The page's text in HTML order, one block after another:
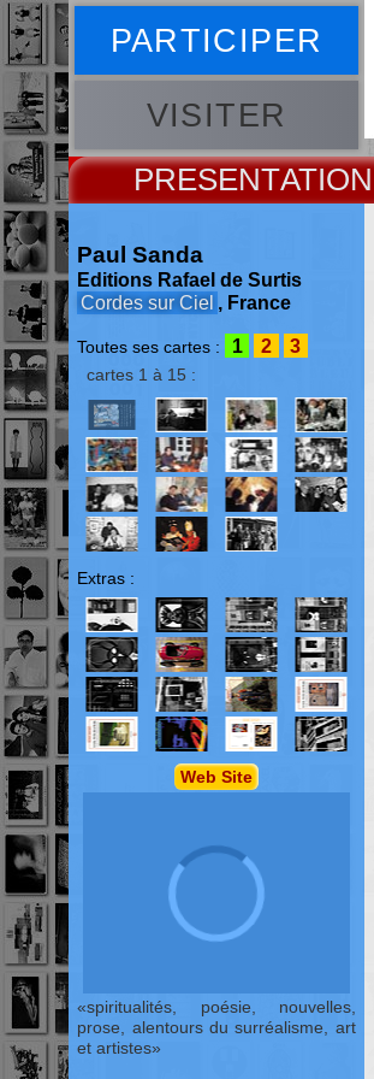
PARTICIPER
VISITER
PRESENT
Paul Sanda
Editions Rafael de Surtis
Cordes sur Ciel , France
Toutes ses cartes : 1 2 3
cartes 1 à 15 :
Extras :
Web Site
spiritualités, poésie, nouvelles,
prose, alentours du surréalisme, art
et artistes